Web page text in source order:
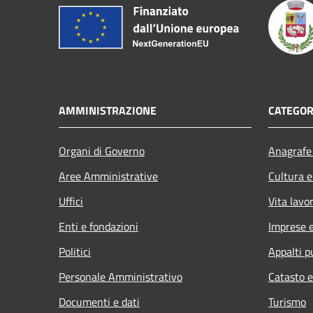
AMMINISTRAZIONE
Organi di Governo
Aree Amministrative
Uffici
Enti e fondazioni
Politici
Personale Amministrativo
Documenti e dati
Cultura
Vita
Imprese
Appalti
Catasto
Turismo